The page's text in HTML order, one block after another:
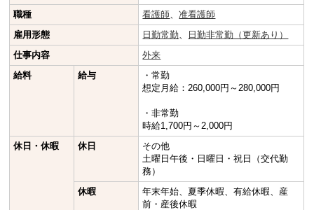
職種
看護師 、准看護師
雇用形態
日勤常勤
日勤非常勤（更新あり）
仕事内容
外来
給料
給与
・常勤
想定月給：260,000円～280,000円
・非常勤
時給1,700円～2,000円
休日・休暇
休日
その他
土曜日午後・日曜日・祝日（交代勤
務）
休暇
年末年始、夏季休暇、有給休暇、産
前・産後休暇